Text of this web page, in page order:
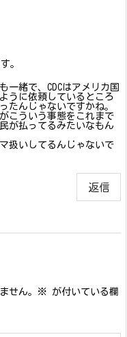
。
一緒で、CDCはアメリカ国
うに依頼しているところ
たんじゃないですかね。
こういう事態をこれまで
が払ってるみたいなもん
扱いしてるんじゃないで
返信
せん。 ※ が付いている欄